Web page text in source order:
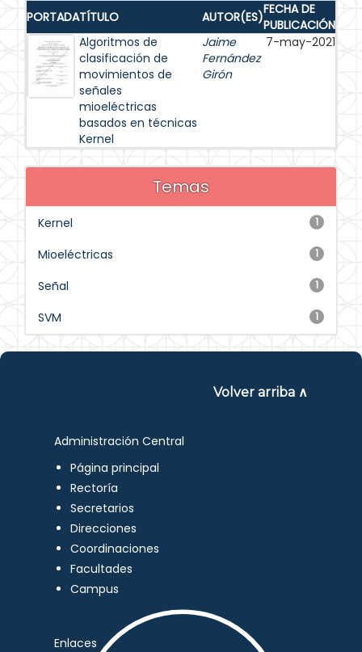
PORTADATÍTULO AUTOR(ES)FECHA DE
PUBLICACIÓN
Algoritmos de
clasificación de
movimientos de
señales
mioeléctricas
basados en técnicas
Kernel
Jaime
Fernández
Girón
7-may-2021
Temas
1
Kernel
1
Mioeléctricas
1
Señal
1
SVM
Volver arriba ∧
Administración Central
Página principal
Rectoría
Secretarios
Direcciones
Coordinaciones
Facultades
Campus
Enlaces